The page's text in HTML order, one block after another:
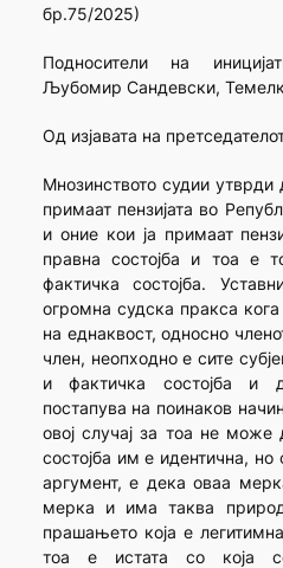
бр.75/2025)
Подносители на
Љубомир Сандевски,
Од изјавата на
Мнозинството судии утврди
примаат пензијата во
и оние кои ја примаат
правна состојба и тоа е
фактичка состојба.
огромна судска пракса
на еднаквост, односно
член, неопходно е сите
и фактичка состојба и
постапува на поинаков
овој случај за тоа не може
состојба им е идентична, но
аргумент, е дека оваа
мерка и има таква
прашањето која е
тоа е истата со која